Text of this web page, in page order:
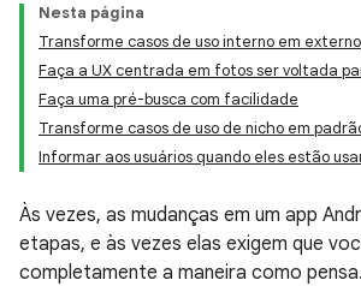
Nesta página
Transforme casos de uso interno em externo
Faça a UX centrada em fotos ser voltada
Faça uma pré-busca com facilidade
Transforme casos de uso de nicho em
Informar aos usuários quando eles estão
Às vezes, as mudanças em um app
etapas, e às vezes elas exigem que
completamente a maneira como